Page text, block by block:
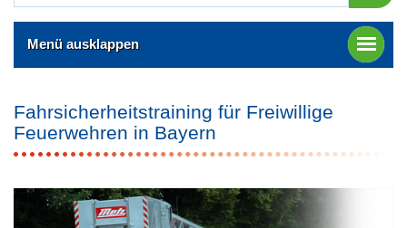
Menü ausklappen
Fahrsicherheitstraining für Freiwillige
Feuerwehren in Bayern